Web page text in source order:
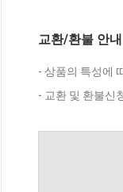
교환/환불 안내
- 상품의 특성에
- 교환 및 환불신